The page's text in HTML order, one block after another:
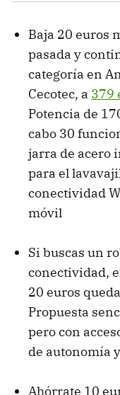
Baja 20 euros
pasada y
categoría en
Cecotec, a 379
Potencia de
cabo 30
jarra de acero
para el
conectividad
móvil
Si buscas un
conectividad,
20 euros
Propuesta
pero con
de autonomía
Ahórrate 10